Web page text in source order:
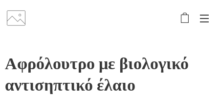
Αφρόλουτρο με βιολογικό
αντισηπτικό έλαιο